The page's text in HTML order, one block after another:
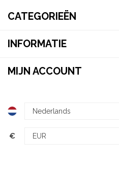
CATEGORIEËN
INFORMATIE
MIJN ACCOUNT
€